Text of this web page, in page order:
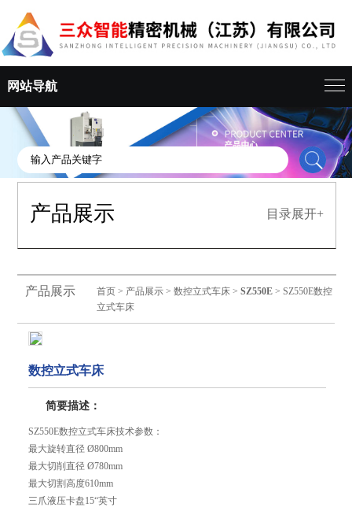
网站导航
产品展示 目录展开+
产品展示 首页 > 产品展示 >数控立式车床 >SZ550E > SZ550E数控
立式车床
数控立式车床
简要描述：
SZ550E数控立式车床技术参数：
最大旋转直径 Ø800mm
最大切削直径 Ø780mm
最大切割高度610mm
三爪液压卡盘15“英寸